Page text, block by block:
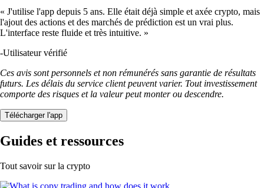
« J'utilise l'app depuis 5 ans. Elle était déjà simple et axée crypto, mais
l'ajout des actions et des marchés de prédiction est un vrai plus.
L'interface reste fluide et très intuitive. »
-Utilisateur vérifié
Ces avis sont personnels et non rémunérés sans garantie de résultats
futurs. Les délais du service client peuvent varier. Tout investissement
comporte des risques et la valeur peut monter ou descendre.
Télécharger l'app
Guides et ressources
Tout savoir sur la crypto